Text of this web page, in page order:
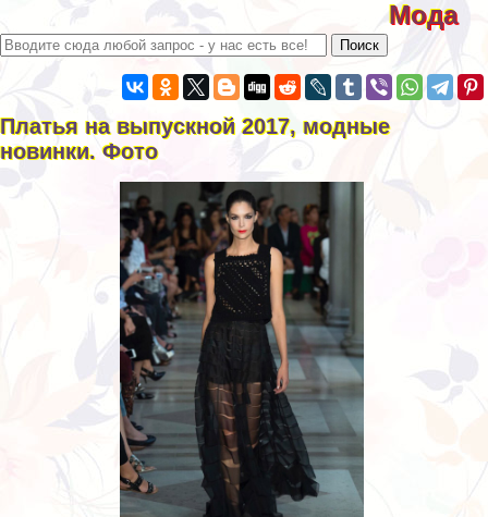
Мода
Платья на выпускной 2017, модные
новинки. Фото